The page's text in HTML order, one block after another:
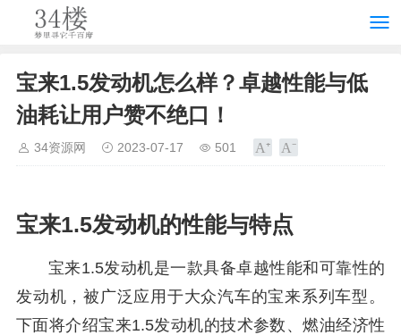
宝来1.5发动机怎么样？卓越性能与低
油耗让用户赞不绝口！
34资源网 2023-07-17 501
宝来1.5发动机的性能与特点
宝来1.5发动机是一款具备卓越性能和可靠性的
发动机，被广泛应用于大众汽车的宝来系列车型。
下面将介绍宝来1.5发动机的技术参数、燃油经济性